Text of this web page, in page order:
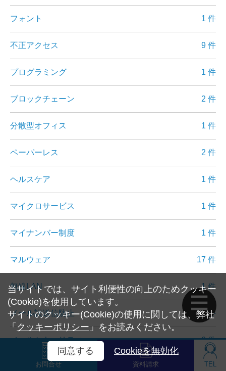
フォント 1 件
不正アクセス 9 件
プログラミング 1 件
ブロックチェーン 2 件
分散型オフィス 1 件
ペーパーレス 2 件
ヘルスケア 1 件
マイクロサービス 1 件
マイナンバー制度 1 件
マルウェア 17 件
無線LAN 1 件
メール誤送信防止 5 件
メールセキュリティ 6 件
メタバース 2 件
お問合せ 資料請求 TEL
当サイトでは、サイト利便性の向上のためクッキー
(Cookie)を使用しています。
サイトのクッキー(Cookie)の使用に関しては、弊社
「 クッキーポリシー 」をお読みください。
同意する Cookieを無効化